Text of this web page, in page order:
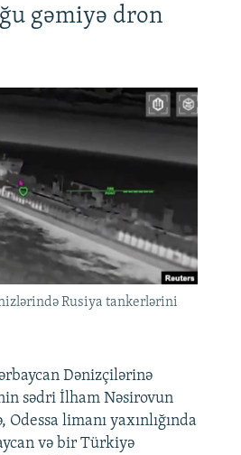
gəmiyə dron
Rusiya tankerlərini
Dənizçilərinə
sədri İlham Nəsirovun
Odessa limanı yaxınlığında
və bir Türkiyə